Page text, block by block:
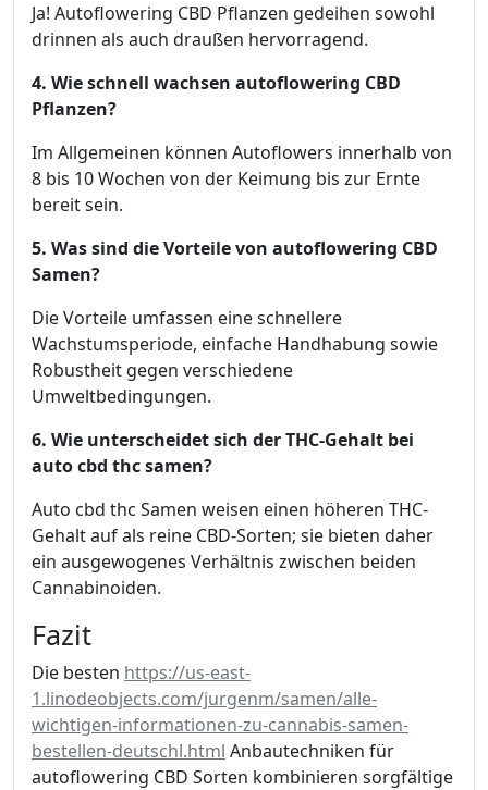
Ja! Autoflowering CBD Pflanzen gedeihen sowohl
drinnen als auch draußen hervorragend.
4. Wie schnell wachsen autoflowering CBD
Pflanzen?
Im Allgemeinen können Autoflowers innerhalb von
8 bis 10 Wochen von der Keimung bis zur Ernte
bereit sein.
5. Was sind die Vorteile von autoflowering CBD
Samen?
Die Vorteile umfassen eine schnellere
Wachstumsperiode, einfache Handhabung sowie
Robustheit gegen verschiedene
Umweltbedingungen.
6. Wie unterscheidet sich der THC-Gehalt bei
auto cbd thc samen?
Auto cbd thc Samen weisen einen höheren THC-
Gehalt auf als reine CBD-Sorten; sie bieten daher
ein ausgewogenes Verhältnis zwischen beiden
Cannabinoiden.
Fazit
Die besten https://us-east-
1.linodeobjects.com/jurgenm/samen/alle-
wichtigen-informationen-zu-cannabis-samen-
bestellen-deutschl.html Anbautechniken für
autoflowering CBD Sorten kombinieren sorgfältige